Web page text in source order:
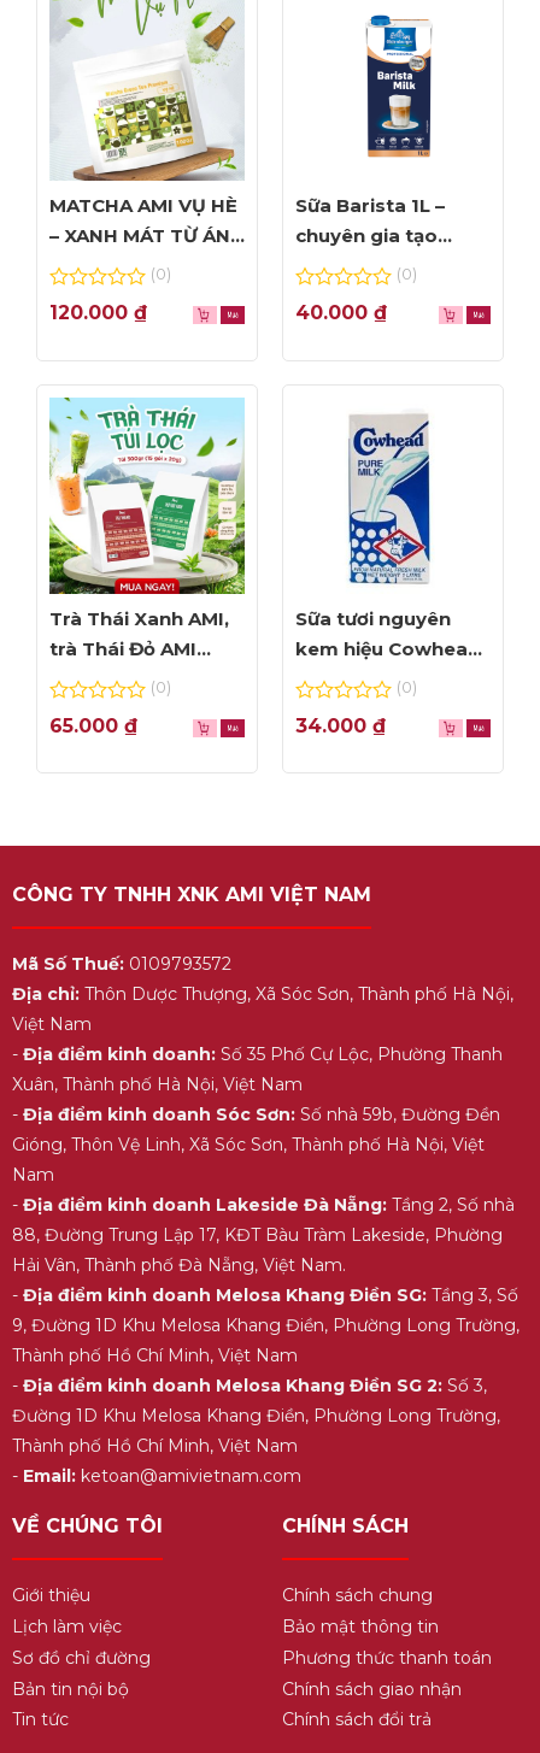
MATCHA AMI VỤ HÈ
– XANH MÁT TỪ ÁNH
NHÌN ĐẦU TIÊN
0
out
5
(0)
120.000 ₫
Sữa Barista 1L –
chuyên gia tạo
Foam đỉnh cao
0
out
5
(0)
40.000 ₫
Trà Thái Xanh AMI,
trà Thái Đỏ AMI
thơm ngon, túi lọc
0
out
5
(0)
65.000 ₫
Sữa tươi nguyên
kem hiệu Cowhead
– hộp 1L
0
out
5
(0)
34.000 ₫
CÔNG TY TNHH XNK AMI VIỆT NAM
Mã Số Thuế:0109793572
Địa chỉ:Thôn Dược Thượng, Xã Sóc Sơn, Thành phố Hà Nội,
Việt Nam
- Địa điểm kinh doanh:Số 35 Phố Cự Lộc, Phường Thanh
Xuân, Thành phố Hà Nội, Việt Nam
- Địa điểm kinh doanh Sóc Sơn:Số nhà 59b, Đường Đền
Gióng, Thôn Vệ Linh, Xã Sóc Sơn, Thành phố Hà Nội, Việt
Nam
- Địa điểm kinh doanh Lakeside Đà Nẵng:Tầng 2, Số nhà
88, Đường Trung Lập 17, KĐT Bàu Tràm Lakeside, Phường
Hải Vân, Thành phố Đà Nẵng, Việt Nam.
- Địa điểm kinh doanh Melosa Khang Điền SG:Tầng 3, Số
9, Đường 1D Khu Melosa Khang Điền, Phường Long Trường,
Thành phố Hồ Chí Minh, Việt Nam
- Địa điểm kinh doanh Melosa Khang Điền SG 2:Số 3,
Đường 1D Khu Melosa Khang Điền, Phường Long Trường,
Thành phố Hồ Chí Minh, Việt Nam
- Email:ketoan@amivietnam.com
VỀ CHÚNG TÔI
Giới thiệu
Lịch làm việc
Sơ đồ chỉ đường
Bản tin nội bộ
Tin tức
CHÍNH SÁCH
Chính sách chung
Bảo mật thông tin
Phương thức thanh toán
Chính sách giao nhận
Chính sách đổi trả